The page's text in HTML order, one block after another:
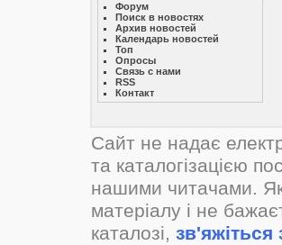
Форум
Поиск в новостях
Архив новостей
Календарь новостей
Топ
Опросы
Связь с нами
RSS
Контакт
Сайт не надає
та каталогізацією
нашими читачами.
матеріалу і не
каталозі, зв'яжіться